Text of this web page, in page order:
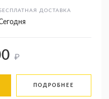
БЕСПЛАТНАЯ ДОСТАВКА
₽
ПОДРОБНЕЕ